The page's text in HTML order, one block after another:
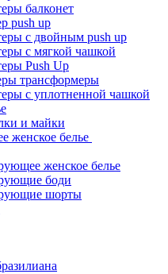
балконет
push up
с двойным push up
с мягкой чашкой
Push Up
трансформеры
с уплотненной чашкой
и майки
женское белье
женское белье
боди
шорты